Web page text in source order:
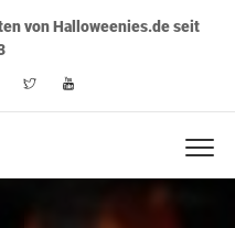
von Halloweenies.de seit